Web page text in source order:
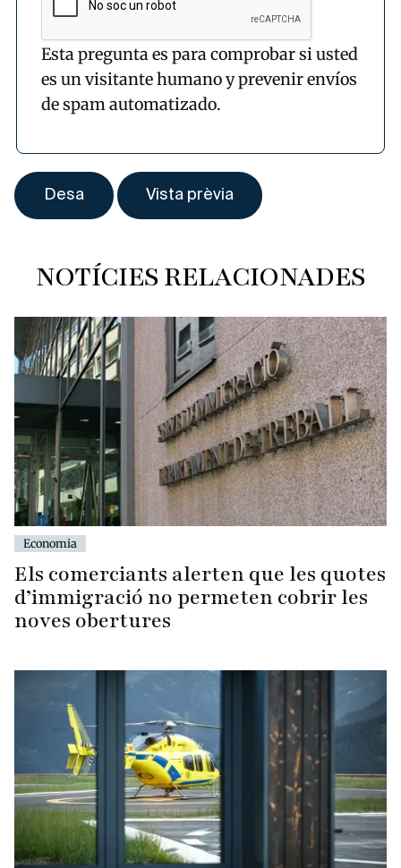
Esta pregunta es para comprobar si usted
es un visitante humano y prevenir envíos
de spam automatizado.
NOTÍCIES RELACIONADES
Economia
Els comerciants alerten que les quotes
d’immigració no permeten cobrir les
noves obertures